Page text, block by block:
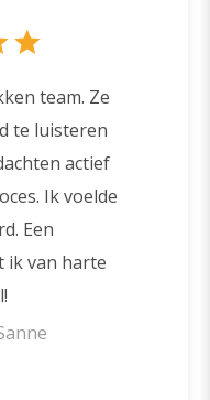
team. Ze
te luisteren
actief
Ik voelde
Een
ik van harte